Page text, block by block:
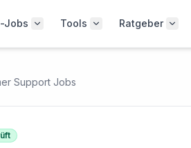
Jobs Tools Ratgeber
Support Jobs